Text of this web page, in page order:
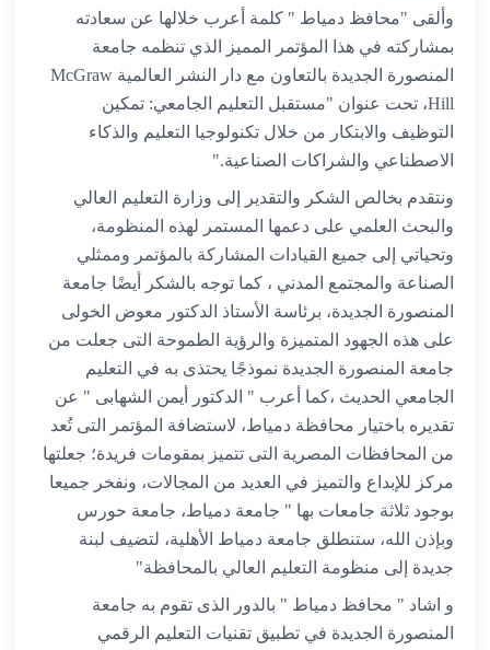
وألقى "محافظ دمياط " كلمة أعرب خلالها عن سعادته
بمشاركته في هذا المؤتمر المميز الذي تنظمه جامعة
المنصورة الجديدة بالتعاون مع دار النشر العالمية McGraw
Hill، تحت عنوان "مستقبل التعليم الجامعي: تمكين
التوظيف والابتكار من خلال تكنولوجيا التعليم والذكاء
الاصطناعي والشراكات الصناعية."
ونتقدم بخالص الشكر والتقدير إلى وزارة التعليم العالي
والبحث العلمي على دعمها المستمر لهذه المنظومة،
وتحياتي إلى جميع القيادات المشاركة بالمؤتمر وممثلي
الصناعة والمجتمع المدني ، كما توجه بالشكر أيضًا جامعة
المنصورة الجديدة، برئاسة الأستاذ الدكتور معوض الخولى
على هذه الجهود المتميزة والرؤية الطموحة التى جعلت من
جامعة المنصورة الجديدة نموذجًا يحتذى به في التعليم
الجامعي الحديث ،كما أعرب " الدكتور أيمن الشهابى " عن
تقديره باختيار محافظة دمياط، لاستضافة المؤتمر التى تُعد
من المحافظات المصرية التى تتميز بمقومات فريدة؛ جعلتها
مركز للإبداع والتميز في العديد من المجالات، ونفخر جميعا
بوجود ثلاثة جامعات بها " جامعة دمياط، جامعة حورس
وبإذن الله، ستنطلق جامعة دمياط الأهلية، لتضيف لبنة
جديدة إلى منظومة التعليم العالي بالمحافظة"
و اشاد " محافظ دمياط " بالدور الذى تقوم به جامعة
المنصورة الجديدة في تطبيق تقنيات التعليم الرقمي